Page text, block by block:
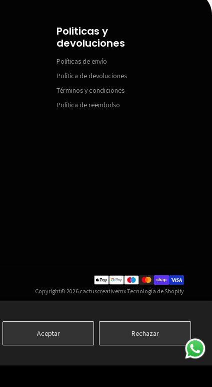
Aceptar Rechazar
Politicas y
devoluciones
Políticas de envío
Política de devoluciones
Términos y condiciones
Política de reembolso
Copyright© 2026 cactuscreativemxTecnología de Shopify